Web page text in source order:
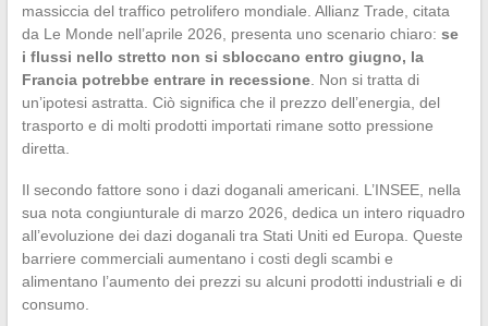
massiccia del traffico petrolifero mondiale. Allianz Trade, citata
da Le Monde nell’aprile 2026, presenta uno scenario chiaro: se
i flussi nello stretto non si sbloccano entro giugno, la
Francia potrebbe entrare in recessione. Non si tratta di
un’ipotesi astratta. Ciò significa che il prezzo dell’energia, del
trasporto e di molti prodotti importati rimane sotto pressione
diretta.
Il secondo fattore sono i dazi doganali americani. L’INSEE, nella
sua nota congiunturale di marzo 2026, dedica un intero riquadro
all’evoluzione dei dazi doganali tra Stati Uniti ed Europa. Queste
barriere commerciali aumentano i costi degli scambi e
alimentano l’aumento dei prezzi su alcuni prodotti industriali e di
consumo.